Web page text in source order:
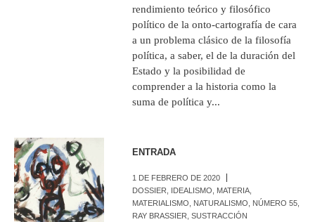
rendimiento teórico y filosófico
político de la onto-cartografía de cara
a un problema clásico de la filosofía
política, a saber, el de la duración del
Estado y la posibilidad de
comprender a la historia como la
suma de política y...
ENTRADA
1 DE FEBRERO DE 2020
DOSSIER
IDEALISMO MATERIA
MATERIALISMO
NATURALISMO NÚMERO 55
RAY BRASSIER ,SUSTRACCIÓN